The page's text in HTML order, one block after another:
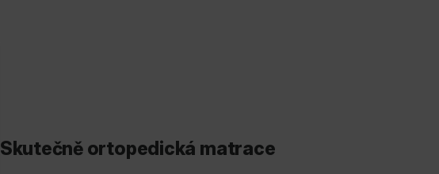
Skutečně ortopedická matrace️